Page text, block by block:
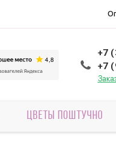
+7
+7
ЦВЕТЫ ПОШТУЧНО